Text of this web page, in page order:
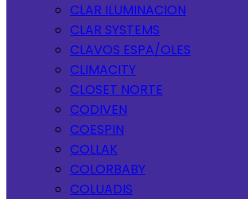
CLAR ILUMINACION
CLAR SYSTEMS
CLAVOS ESPA/OLES
CLIMACITY
CLOSET NORTE
CODIVEN
COESPIN
COLLAK
COLORBABY
COLUADIS